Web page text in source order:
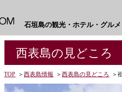
石垣島の観光・ホテル・グル
西表島の見どころ
TOP ＞西表島情報 ＞西表島の見どころ ＞